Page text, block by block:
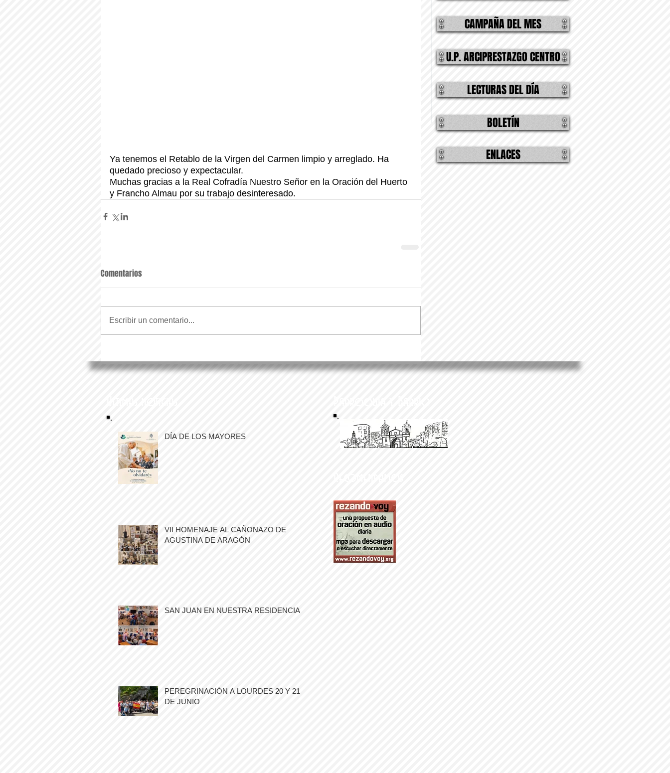
Ya tenemos el Retablo de la Virgen del Carmen limpio y arreglado. Ha
quedado precioso y expectacular.
Muchas gracias a la Real Cofradía Nuestro Señor en la Oración del Huerto
y Francho Almau por su trabajo desinteresado.
Comentarios
Escribir un comentario...
CAMPAÑA DEL MES
U.P. ARCIPRESTAZGO CENTRO
ENLACES
BOLETÍN
LECTURAS DEL DÍA
DÍA DE LOS MAYORES
VII HOMENAJE AL CAÑONAZO DE
AGUSTINA DE ARAGÓN
SAN JUAN EN NUESTRA RESIDENCIA
PEREGRINACIÓN A LOURDES 20 Y 21
DE JUNIO